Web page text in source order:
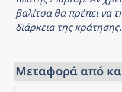
City. The distance
Thessaloniki and
2145 km.
βαλίτσα θα πρέπει να
διάρκεια της κράτησης.
Μεταφορά από